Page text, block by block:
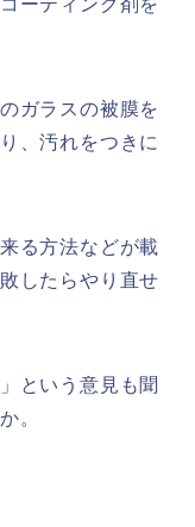
ーティング剤を
ガラスの被膜を
、汚れをつきに
る方法などが載
したらやり直せ
という意見も聞
。